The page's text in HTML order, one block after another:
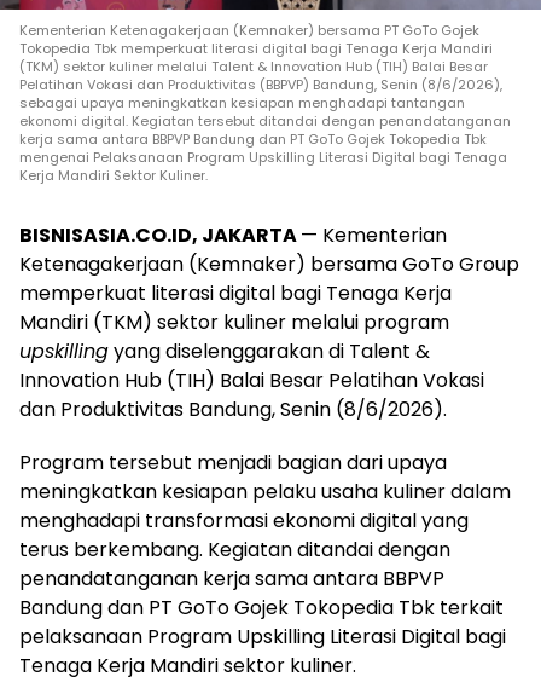
Kementerian Ketenagakerjaan (Kemnaker) bersama PT GoTo Gojek
Tokopedia Tbk memperkuat literasi digital bagi Tenaga Kerja Mandiri
(TKM) sektor kuliner melalui Talent & Innovation Hub (TIH) Balai Besar
Pelatihan Vokasi dan Produktivitas (BBPVP) Bandung, Senin (8/6/2026),
sebagai upaya meningkatkan kesiapan menghadapi tantangan
ekonomi digital. Kegiatan tersebut ditandai dengan penandatanganan
kerja sama antara BBPVP Bandung dan PT GoTo Gojek Tokopedia Tbk
mengenai Pelaksanaan Program Upskilling Literasi Digital bagi Tenaga
Kerja Mandiri Sektor Kuliner.
BISNISASIA.CO.ID, JAKARTA— Kementerian
Ketenagakerjaan (Kemnaker) bersama GoTo Group
memperkuat literasi digital bagi Tenaga Kerja
Mandiri (TKM) sektor kuliner melalui program
upskillingyang diselenggarakan di Talent &
Innovation Hub (TIH) Balai Besar Pelatihan Vokasi
dan Produktivitas Bandung, Senin (8/6/2026).
Program tersebut menjadi bagian dari upaya
meningkatkan kesiapan pelaku usaha kuliner dalam
menghadapi transformasi ekonomi digital yang
terus berkembang. Kegiatan ditandai dengan
penandatanganan kerja sama antara BBPVP
Bandung dan PT GoTo Gojek Tokopedia Tbk terkait
pelaksanaan Program Upskilling Literasi Digital bagi
Tenaga Kerja Mandiri sektor kuliner.